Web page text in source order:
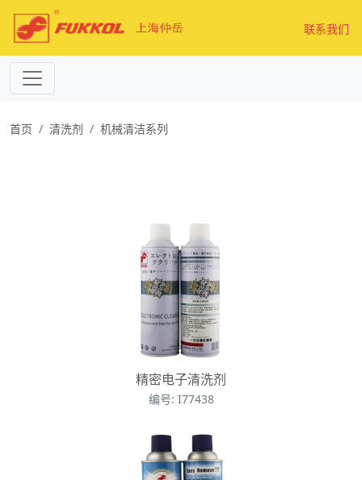
联系我们
首页 清洗剂 机械清洁系列
精密电子清洗剂
编号: I77438